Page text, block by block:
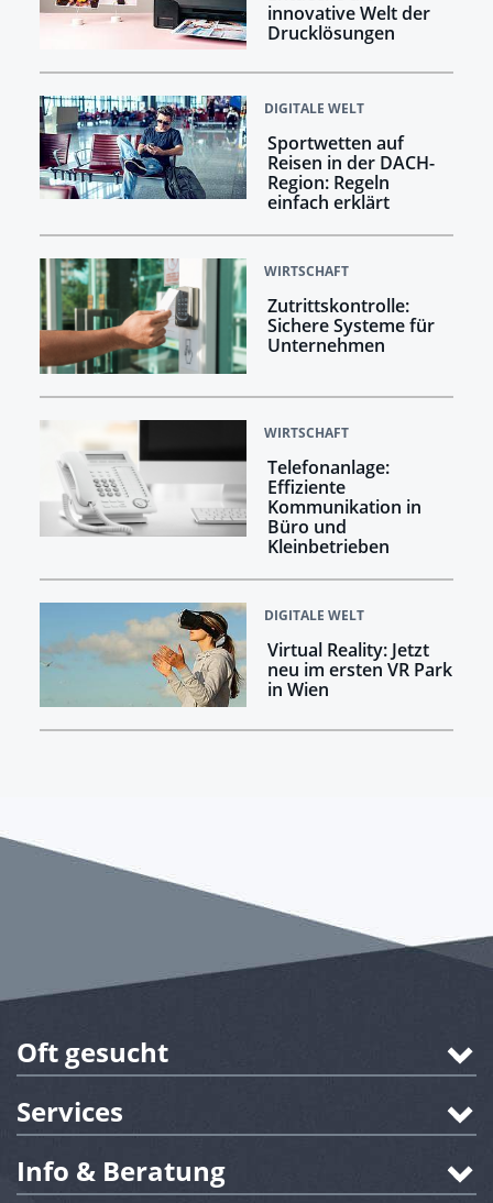
innovative Welt der
Drucklösungen
DIGITALE WELT
Sportwetten auf
Reisen in der DACH-
Region: Regeln
einfach erklärt
WIRTSCHAFT
Zutrittskontrolle:
Sichere Systeme für
Unternehmen
WIRTSCHAFT
Telefonanlage:
Effiziente
Kommunikation in
Büro und
Kleinbetrieben
DIGITALE WELT
Virtual Reality: Jetzt
neu im ersten VR Park
in Wien
Oft gesucht
Services
Info & Beratung